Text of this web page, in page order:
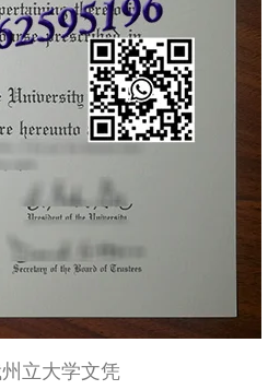
立大学文凭